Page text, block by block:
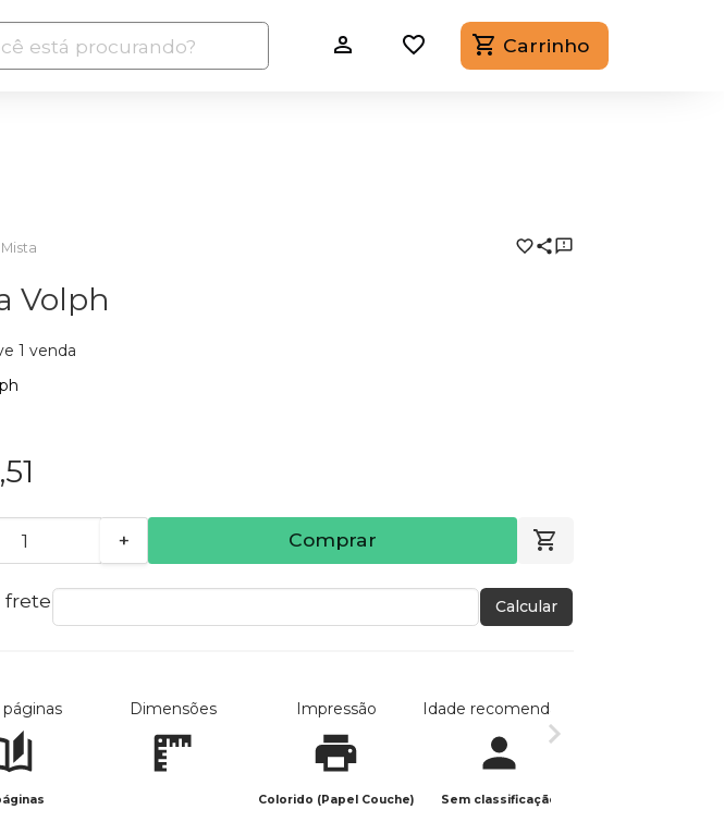
Carrinho
Volph
1 venda
+ Comprar
frete Calcular
páginas Dimensões Impressão
Colorido (Papel Couche)
Idade recomendada
Sem classificação